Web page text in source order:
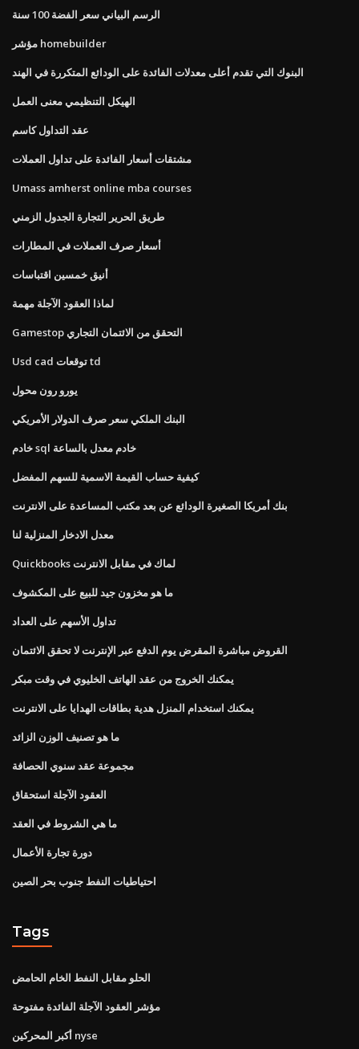
الرسم البياني سعر الفضة 100 سنة
مؤشر homebuilder
البنوك التي تقدم أعلى معدلات الفائدة على الودائع المتكررة في الهند
الهيكل التنظيمي معنى العمل
عقد التداول كاسم
مشتقات أسعار الفائدة على تداول العملات
Umass amherst online mba courses
طريق الحرير التجارة الجدول الزمني
أسعار صرف العملات في المطارات
أنيق خمسين اقتباسات
لماذا العقود الآجلة مهمة
Gamestop التحقق من الائتمان التجاري
Usd cad توقعات td
يورو رون محول
البنك الملكي سعر صرف الدولار الأمريكي
خادم sql خادم معدل بالساعة
كيفية حساب القيمة الاسمية للسهم المفضل
بنك أمريكا الصغيرة الودائع عن بعد مكتب المساعدة على الانترنت
معدل الادخار المنزلية لنا
Quickbooks لماك في مقابل الانترنت
ما هو مخزون جيد للبيع على المكشوف
تداول الأسهم على العداد
القروض مباشرة المقرض يوم الدفع عبر الإنترنت لا تحقق الائتمان
يمكنك الخروج من عقد الهاتف الخليوي في وقت مبكر
يمكنك استخدام المنزل هدية بطاقات الهدايا على الانترنت
ما هو تصنيف الوزن الزائد
مجموعة عقد سنوي الحصافة
العقود الآجلة استحقاق
ما هي الشروط في العقد
دورة تجارة الأعمال
احتياطيات النفط جنوب بحر الصين
Tags
الحلو مقابل النفط الخام الحامض
مؤشر العقود الآجلة الفائدة مفتوحة
أكبر المحركين nyse